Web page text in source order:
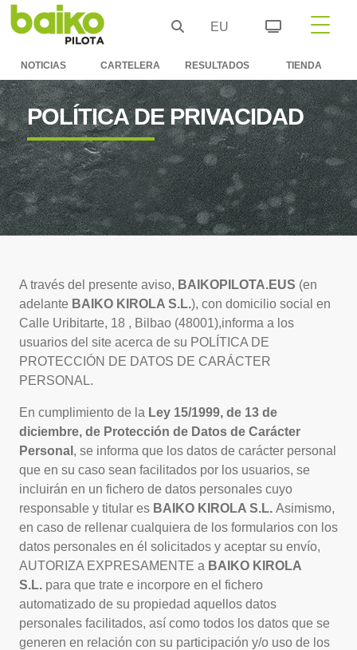
EU
NOTICIAS CARTELERA RESULTADOS TIENDA
POLÍTICA DE PRIVACIDAD
A través del presente aviso, BAIKOPILOTA.EUS (en
adelante BAIKO KIROLA S.L.), con domicilio social en
Calle Uribitarte, 18 , Bilbao (48001),informa a los
usuarios del site acerca de su POLÍTICA DE
PROTECCIÓN DE DATOS DE CARÁCTER
PERSONAL.
En cumplimiento de la Ley 15/1999, de 13 de
diciembre, de Protección de Datos de Carácter
Personal , se informa que los datos de carácter personal
que en su caso sean facilitados por los usuarios, se
incluirán en un fichero de datos personales cuyo
responsable y titular es BAIKO KIROLA S.L. Asimismo,
en caso de rellenar cualquiera de los formularios con los
datos personales en él solicitados y aceptar su envío,
AUTORIZA EXPRESAMENTE a BAIKO KIROLA
S.L. para que trate e incorpore en el fichero
automatizado de su propiedad aquellos datos
personales facilitados, así como todos los datos que se
generen en relación con su participación y/o uso de los